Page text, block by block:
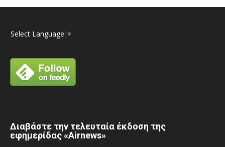
Select Language ▼
Διαβάστε την τελευταία έκδοση της
εφημερίδας «Airnews»